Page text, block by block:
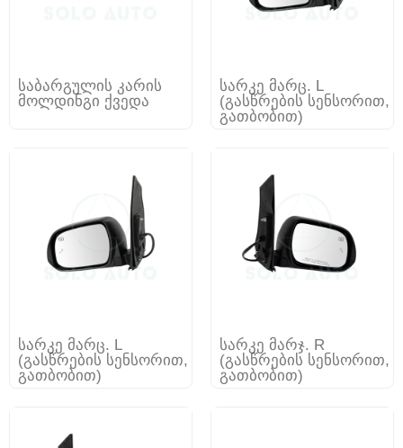
საბარგულის კარის
მოლდინგი ქვედა
სარკე მარც. L
(გასწრების სენსორით,
გათბობით)
სარკე მარც. L
(გასწრების სენსორით,
გათბობით)
სარკე მარჯ. R
(გასწრების სენსორით,
გათბობით)